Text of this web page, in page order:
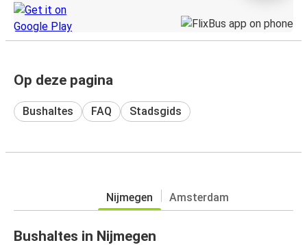
Op deze pagina
Bushaltes FAQ Stadsgids
Nijmegen Amsterdam
Bushaltes in Nijmegen